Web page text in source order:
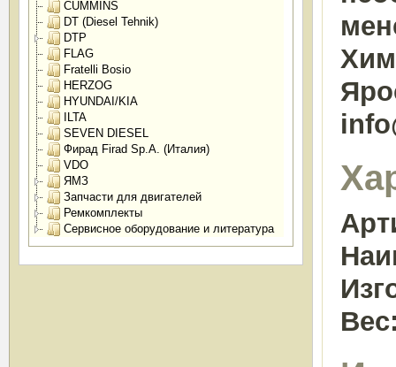
CUMMINS
DT (Diesel Tehnik)
DTP
FLAG
Fratelli Bosio
HERZOG
HYUNDAI/KIA
ILTA
SEVEN DIESEL
Фирад Firad Sp.A. (Италия)
VDO
ЯМЗ
Запчасти для двигателей
Ремкомплекты
Сервисное оборудование и литература